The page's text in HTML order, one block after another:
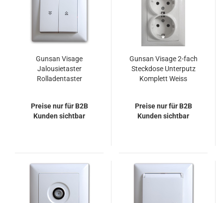
Gunsan Visage
Jalousietaster
Rolladentaster
Preise nur für B2B
Kunden sichtbar
Gunsan Visage 2-fach
Steckdose Unterputz
Komplett Weiss
Preise nur für B2B
Kunden sichtbar